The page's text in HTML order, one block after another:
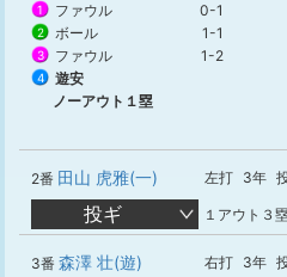
1 ファウル 0-1
2 ボール 1-1
3 ファウル 1-2
4
遊安
ノーアウト１塁
2番 田山 虎雅(一) 左打 3年
投ギ １アウト３塁
3番 森澤 壮(遊) 右打 3年